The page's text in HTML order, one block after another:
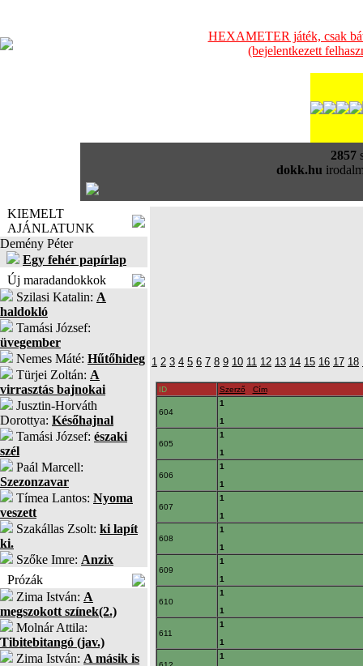
HEXAMETER játék, csak
(bejelentkezett
2857
dokk.hu
KIEMELT
AJÁNLATUNK
Demény Péter
Egy fehér papírlap
Új maradandokkok
Szilasi Katalin: A
haldokló
Tamási József:
üvegember
Nemes Máté: Hűtőhideg
Türjei Zoltán: A
virrasztás bajnokai
Jusztin-Horváth
Dorottya: Későhajnal
Tamási József: északi
szél
Paál Marcell:
Szezonzavar
Tímea Lantos: Nyoma
veszett
Szakállas Zsolt: ki lapít
ki.
Szőke Imre: Anzix
Prózák
Zima István: A
megszokott színek(2.)
Molnár Attila:
Tibitebitangó (jav.)
Zima István: A másik is
1 2 3 4 5 6 7 8 9 10 11 12 13 14 15 16 17 18
ID Szerző Cím
604
1
1
605
1
1
606
1
1
607
1
1
608
1
1
609
1
1
610
1
1
611
1
1
1